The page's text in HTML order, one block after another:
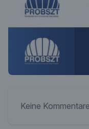
Keine Kommentare